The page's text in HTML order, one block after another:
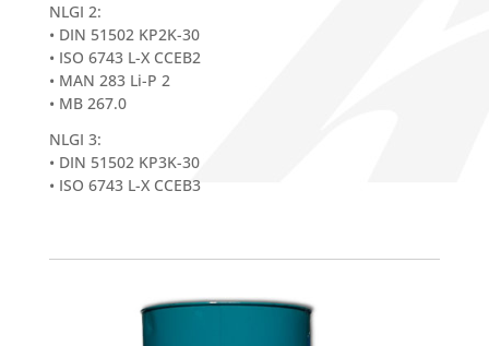
NLGI 2:
• DIN 51502 KP2K-30
• ISO 6743 L-X CCEB2
• MAN 283 Li-P 2
• MB 267.0
NLGI 3:
• DIN 51502 KP3K-30
• ISO 6743 L-X CCEB3